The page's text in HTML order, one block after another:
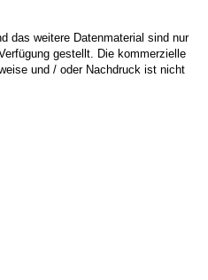
das weitere Datenmaterial sind nur
gestellt. Die kommerzielle
und / oder Nachdruck ist nicht